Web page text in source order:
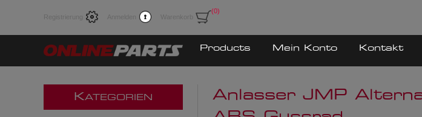
Registrierung Anmelden Warenkorb
(0)
Products Mein Konto Kontakt
Anlasser JMP
KATEGORIEN